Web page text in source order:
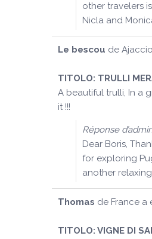
other travelers
Nicla and
Le bescou de Ajaccio
TITOLO: TRULLI
A beautiful trulli, In a
it !!!
Réponse
Dear Boris,
for exploring
another
Thomas de France a
TITOLO: VIGNE DI